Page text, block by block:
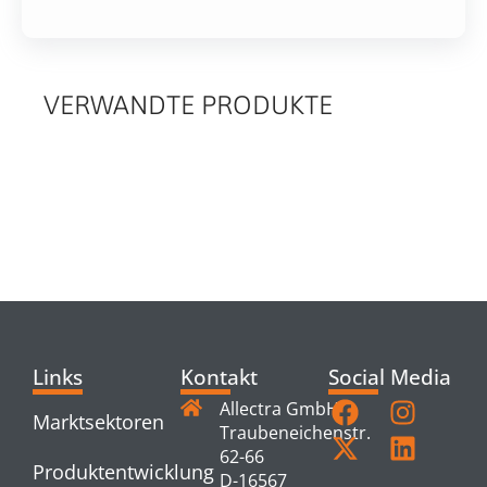
VERWANDTE PRODUKTE
Links
Marktsektoren
Produktentwicklung
Kontakt
Allectra GmbH
Traubeneichenstr.
62-66
D-16567
Social Media